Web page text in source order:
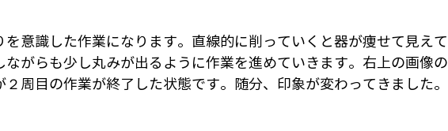
を意識した作業になります。直線的に削っていくと器が痩せて見えて
ながらも少し丸みが出るように作業を進めていきます。右上の画像の
周目の作業が終了した状態です。随分、印象が変わってきました。